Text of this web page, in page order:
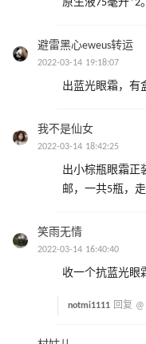
原生液75毫升*2
避雷黑心eweus转运
2022-03-14 19:18:07
出蓝光眼霜，有
我不是仙女
2022-03-14 18:42:25
出小棕瓶眼霜正
邮，一共5瓶，
笑雨无情
2022-03-14 16:40:40
收一个抗蓝光眼
notmi1111 回复 @